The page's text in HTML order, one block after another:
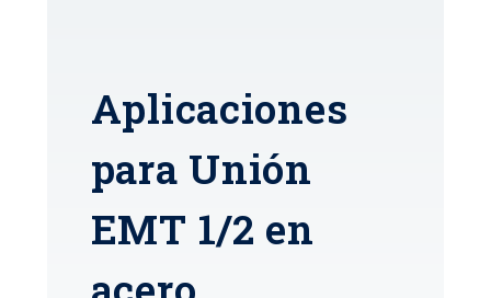
Aplicaciones
para Unión
EMT 1/2 en